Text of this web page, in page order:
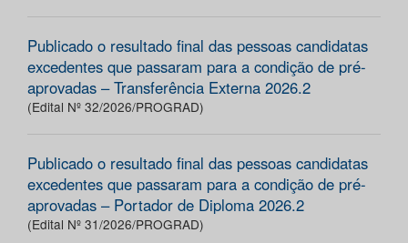
Publicado o resultado final das pessoas candidatas
excedentes que passaram para a condição de pré-
aprovadas – Transferência Externa 2026.2
(Edital Nº 32/2026/PROGRAD)
Publicado o resultado final das pessoas candidatas
excedentes que passaram para a condição de pré-
aprovadas – Portador de Diploma 2026.2
(Edital Nº 31/2026/PROGRAD)